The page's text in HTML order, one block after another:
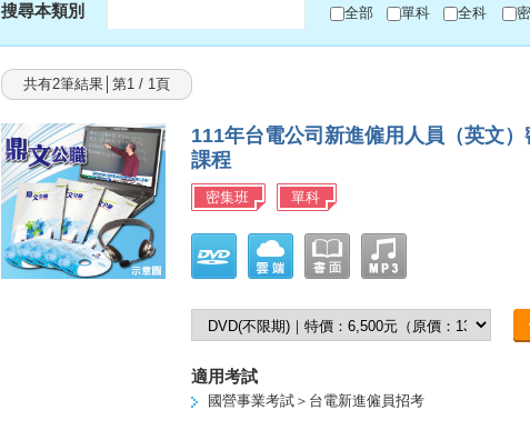
搜尋本類別 全部 單科 全科
共有2筆結果│第1 / 1頁
111年台電公司新進僱用人員（英文
課程
密集班 單科
適用考試
國營事業考試＞台電新進僱員招考